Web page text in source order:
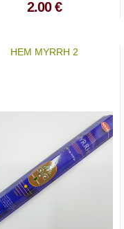
2.00 €
HEM MYRRH 2